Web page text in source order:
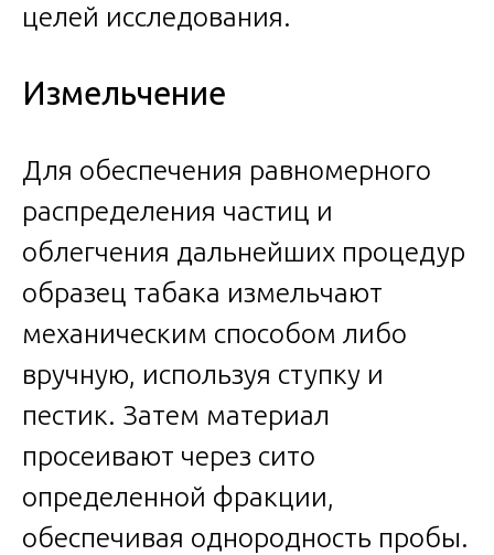
целей исследования.
Измельчение
Для обеспечения равномерного
распределения частиц и
облегчения дальнейших процедур
образец табака измельчают
механическим способом либо
вручную, используя ступку и
пестик. Затем материал
просеивают через сито
определенной фракции,
обеспечивая однородность пробы.